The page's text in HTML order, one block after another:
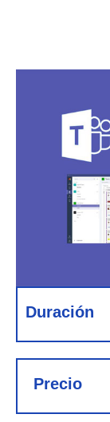
Duración
Precio